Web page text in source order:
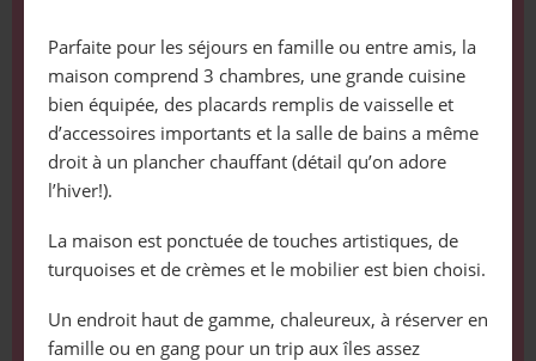
Parfaite pour les séjours en famille ou entre amis, la
maison comprend 3 chambres, une grande cuisine
bien équipée, des placards remplis de vaisselle et
d’accessoires importants et la salle de bains a même
droit à un plancher chauffant (détail qu’on adore
l’hiver!).
La maison est ponctuée de touches artistiques, de
turquoises et de crèmes et le mobilier est bien choisi.
Un endroit haut de gamme, chaleureux, à réserver en
famille ou en gang pour un trip aux îles assez